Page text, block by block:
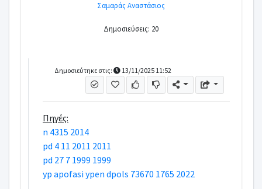
Σαμαράς Αναστάσιος
Δημοσιεύσεις: 20
Δημοσιεύτηκε στις: 13/11/2025 11:52
Πηγές:
n 4315 2014
pd 4 11 2011 2011
pd 27 7 1999 1999
yp apofasi ypen dpols 73670 1765 2022